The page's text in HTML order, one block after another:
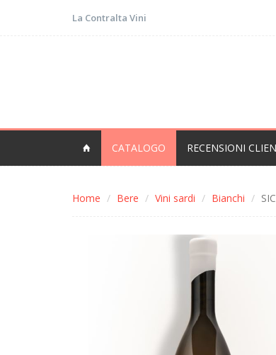
La Contralta Vini
CATALOGO RECENSIONI
Home Bere Vini sardi Bianchi